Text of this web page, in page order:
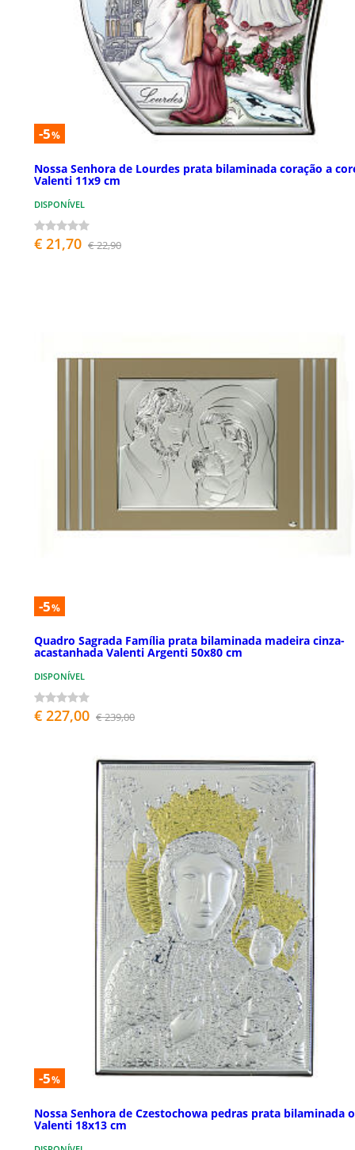
-5%
Nossa Senhora de Lourdes prata bilaminada coração a
Valenti 11x9 cm
DISPONÍVEL
€ 21,70 € 22,90
-5%
Quadro Sagrada Família prata bilaminada madeira cinza-
acastanhada Valenti Argenti 50x80 cm
DISPONÍVEL
€ 227,00 € 239,00
-5%
Nossa Senhora de Czestochowa pedras prata bilaminada
Valenti 18x13 cm